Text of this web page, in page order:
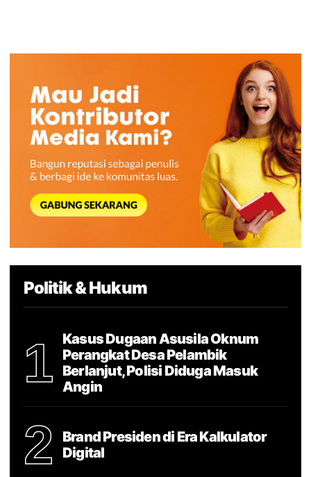
Politik & Hukum
1
Kasus Dugaan Asusila Oknum
Perangkat Desa Pelambik
Berlanjut, Polisi Diduga Masuk
Angin
2
Brand Presiden di Era Kalkulator
Digital